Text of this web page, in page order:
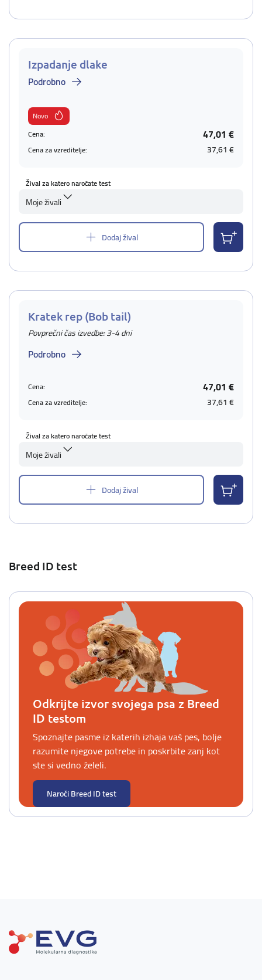
Izpadanje dlake
Podrobno
Novo
Cena:
47,01 €
Cena za vzreditelje: 37,61 €
Žival za katero naročate test
Moje živali
Dodaj žival
Kratek rep (Bob tail)
Povprečni čas izvedbe: 3-4 dni
Podrobno
Cena: 47,01 €
Cena za vzreditelje: 37,61 €
Žival za katero naročate test
Moje živali
Dodaj žival
Breed ID test
Odkrijte izvor svojega psa z Breed
ID testom
Spoznajte pasme iz katerih izhaja vaš pes, bolje
razumite njegove potrebe in poskrbite zanj kot
ste si vedno želeli.
Naroči Breed ID test